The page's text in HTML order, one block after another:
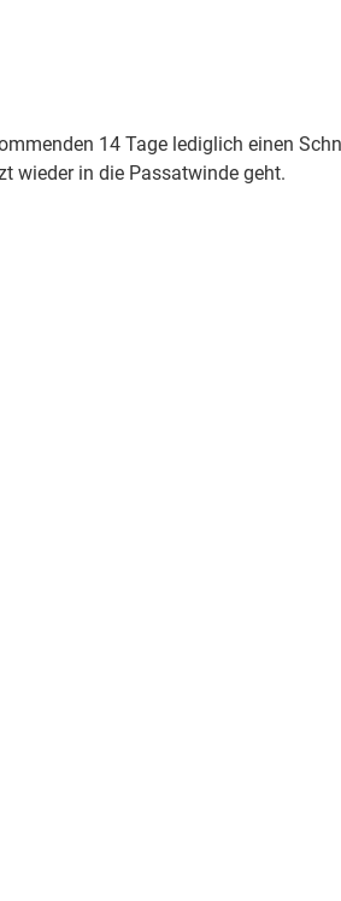
14 Tage lediglich einen
wieder in die Passatwinde geht.